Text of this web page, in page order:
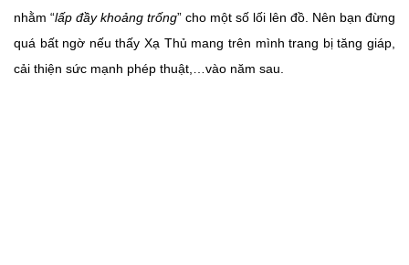
nhằm “lấp đầy khoảng trống” cho một số lối lên đồ. Nên bạn đừng
quá bất ngờ nếu thấy Xạ Thủ mang trên mình trang bị tăng giáp,
cải thiện sức mạnh phép thuật,…vào năm sau.